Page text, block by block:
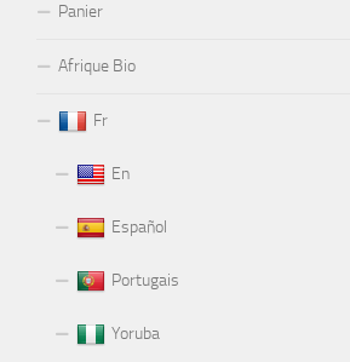
Panier
Afrique Bio
Fr
En
Español
Portugais
Yoruba